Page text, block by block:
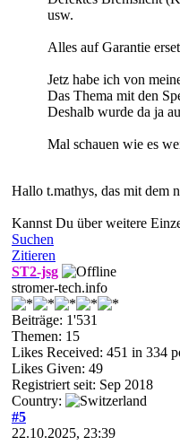
usw.
Alles auf Garantie
Jetz habe ich von
Das Thema mit den
Deshalb wurde da ja
Mal schauen wie es
Hallo t.mathys, das mit dem
Kannst Du über weitere
Suchen
Zitieren
ST2-jsg
stromer-tech.info
Beiträge: 1'531
Themen: 15
Likes Received: 451 in 334
Likes Given: 49
Registriert seit: Sep 2018
Country:
#5
22.10.2025, 23:39